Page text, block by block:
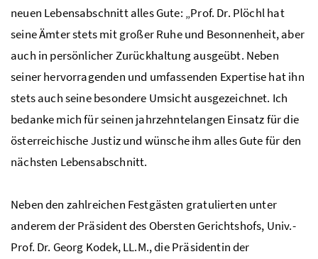
neuen Lebensabschnitt alles Gute: „Prof. Dr. Plöchl hat
seine Ämter stets mit großer Ruhe und Besonnenheit, aber
auch in persönlicher Zurückhaltung ausgeübt. Neben
seiner hervorragenden und umfassenden Expertise hat ihn
stets auch seine besondere Umsicht ausgezeichnet. Ich
bedanke mich für seinen jahrzehntelangen Einsatz für die
österreichische Justiz und wünsche ihm alles Gute für den
nächsten Lebensabschnitt.
Neben den zahlreichen Festgästen gratulierten unter
anderem der Präsident des Obersten Gerichtshofs, Univ.-
Prof. Dr. Georg Kodek, LL.M., die Präsidentin der